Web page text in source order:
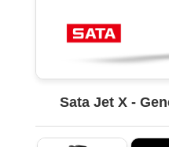
Sata Jet X -